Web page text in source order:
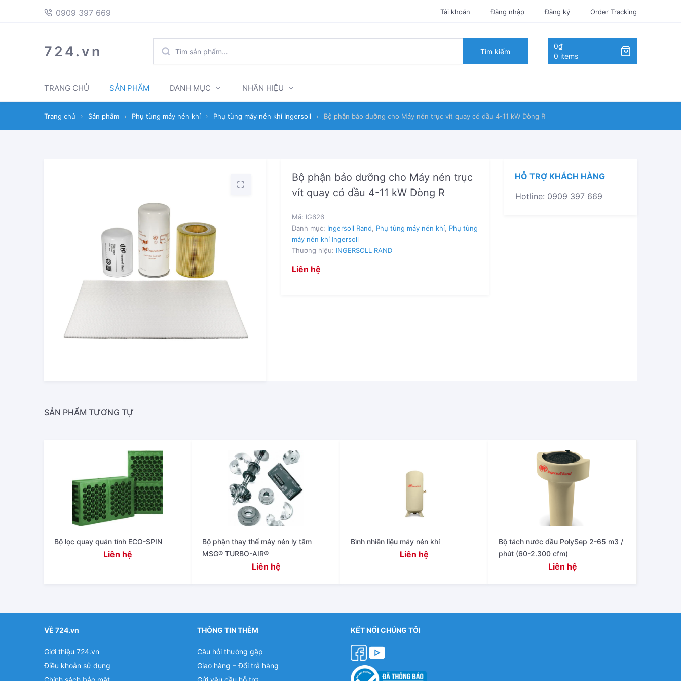
Skip
Skip
669
0909 397 669 Tài khoản Đăng nhập Đăng ký Order Tracking
724.vn
KIẾM:
Tìm kiếm
0₫
0 items
TRANG CHỦ SẢN PHẨM DANH MỤC NHÃN HIỆU
Trang chủ › Sản phẩm › Phụ tùng máy nén khí › Phụ tùng máy nén khí Ingersoll › Bộ phận bảo dưỡng cho Máy nén trục vít quay có dầu 4-11 kW Dòng R
Bộ phận bảo dưỡng cho Máy nén trục
vít quay có dầu 4-11 kW Dòng R
Liên hệ
Mã: IG626
Danh mục: Ingersoll Rand Phụ tùng máy nén khí Phụ tùng
máy nén khí Ingersoll
Thương hiệu: INGERSOLL RAND
HỖ TRỢ KHÁCH HÀNG
Hotline: 0909 397 669
SẢN PHẨM TƯƠNG TỰ
Bộ lọc quay quán tính ECO-SPIN
Liên hệ
Bộ phận thay thế máy nén ly tâm
MSG® TURBO-AIR®
Liên hệ
Bình nhiên liệu máy nén khí
Liên hệ
Bộ tách nước dầu PolySep 2-65 m3 /
phút (60-2.300 cfm)
Liên hệ
VỀ 724.vn
Giới thiệu 724.vn
Điều khoản sử dụng
THÔNG TIN THÊM
Câu hỏi thường gặp
Giao hàng – Đổi trả hàng
KẾT NỐI CHÚNG TÔI